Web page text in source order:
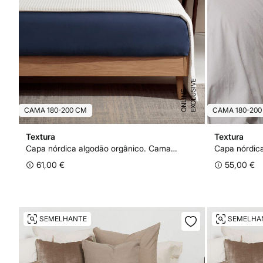
CAMA 180-200 CM E
X
C
L
U
SI
V
E
O
N
L
I
N
E
Textura
Capa nórdica algodão orgânico. Cama 180-200 cm.
61,00 €
CAMA 180-
Textura
55,00 €
SEMELHANTE